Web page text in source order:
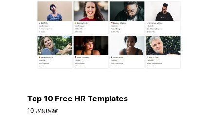
Top 10 Free HR Templates
10 เทมเพลต